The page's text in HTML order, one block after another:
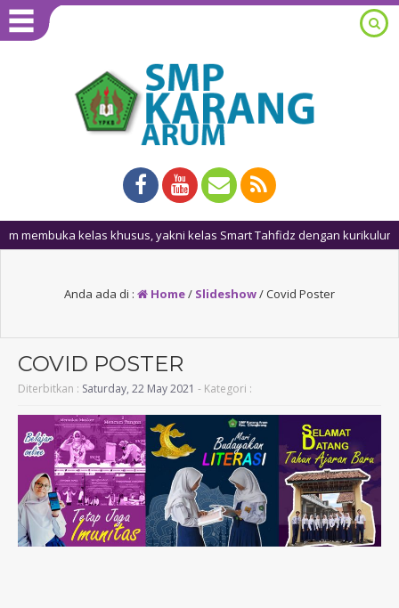
kelas khusus, yakni kelas Smart Tahfidz dengan kurikulum
Anda ada di : Home/ Slideshow/Covid Poster
COVID POSTER
Diterbitkan : Saturday, 22 May 2021 - Kategori :